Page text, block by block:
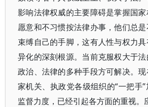
影响法律权威的主要障碍是掌握国
愿意和不习惯按法律办事，他们总
束缚自己的手脚，这有人性与权力
异化的深刻根源。当前克服权大于
政治、法律的多种手段方可解决。
家机关、执政党各级组织的“一把手
监督力度，已经引起各方面的重视。